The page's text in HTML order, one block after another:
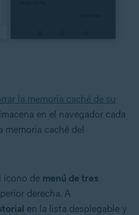
la memoria caché de su
en el navegador cada
memoria caché del
icono de menú de tres
derecha. A
en la lista desplegable y